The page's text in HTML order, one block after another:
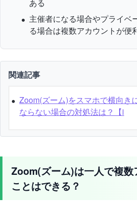
ある
主催者になる場合やプライベ
る場合は複数アカウントが便
関連記事
Zoom(ズーム)をスマホで横向き
ならない場合の対処法は？【i
Zoom(ズーム)は一人で複数
ことはできる？